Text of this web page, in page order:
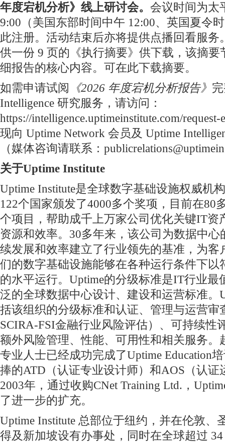
年度宕机分析》线上研讨会。 会议时间为太
9:00（美国东部时间中午 12:00、英国夏令
此注册。活动结束后亦将提供点播回看服务
供一份 9 页的《执行摘要》供下载，该摘要
细报告的核心内容。可在此下载摘要。
如需申请试阅 《2026 年度宕机分析报告》
Intelligence 研究服务，请访问：
https://intelligence.uptimeinstitute.com/
现向 Uptime Network 会员及 Uptime
（媒体咨询请联系：
关于Uptime Institute
Uptime Institute是全球数字基础设施权威机
122个国家颁发了4000多个奖项，目前在80
个项目，帮助成千上万家公司优化关键IT资
资源和效率。30多年来，该公司为数据中
续发展和效率建立了行业领先的基准，为客
们的数字基础设施能够在各种运行条件下以
的水平运行。Uptime的分级标准是IT行业最
泛的全球数据中心设计、建设和运营标准。
括该组织的分级标准和认证、管理与运营审
SCIRA-FSI金融行业风险评估）、可持续性
额外风险管理、性能、可用性和相关服务。
专业人士已经成功完成了Uptime Education
捧的ATD（认证专业设计师）和AOS（认证
2003年，通过收购CNet Training Ltd.，
了进一步的扩充。
Uptime Institute 总部位于纽约，并在伦敦、
得及新加坡设有办事处，同时在全球超过